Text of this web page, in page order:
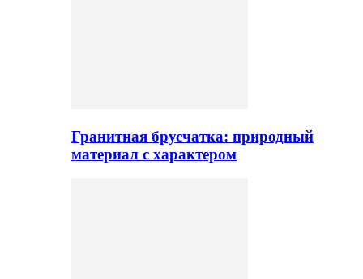
Гранитная брусчатка: природный
материал с характером